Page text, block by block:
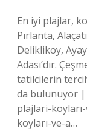
En iyi plajlar,
Pırlanta,
Deliklikoy,
Adası’dır.
tatilcilerin
da bulunuyor |
plajlari-
koyları-ve-a…